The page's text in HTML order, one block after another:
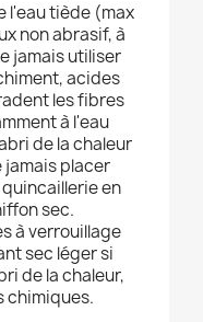
l'eau tiède (max
non abrasif, à
jamais utiliser
acides
les fibres
à l'eau
de la chaleur
jamais placer
en
sec.
à verrouillage
sec léger si
de la chaleur,
chimiques.